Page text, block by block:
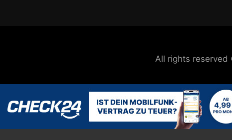
All rights reserved